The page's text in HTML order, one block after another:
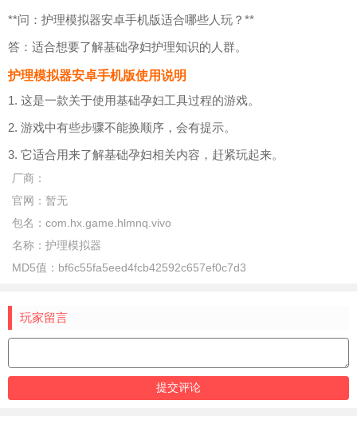
**问：护理模拟器安卓手机版适合哪些人玩？**
答：适合想要了解基础孕妇护理知识的人群。
护理模拟器安卓手机版使用说明
1. 这是一款关于使用基础孕妇工具过程的游戏。
2. 游戏中有些步骤不能换顺序，会有提示。
3. 它适合用来了解基础孕妇相关内容，赶紧玩起来。
厂商：
官网： 暂无
包名： com.hx.game.hlmnq.vivo
名称： 护理模拟器
MD5值： bf6c55fa5eed4fcb42592c657ef0c7d3
玩家留言